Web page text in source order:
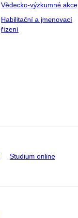
Vědecko-výzkumné akce
Habilitační a jmenovací
řízení
Studium online